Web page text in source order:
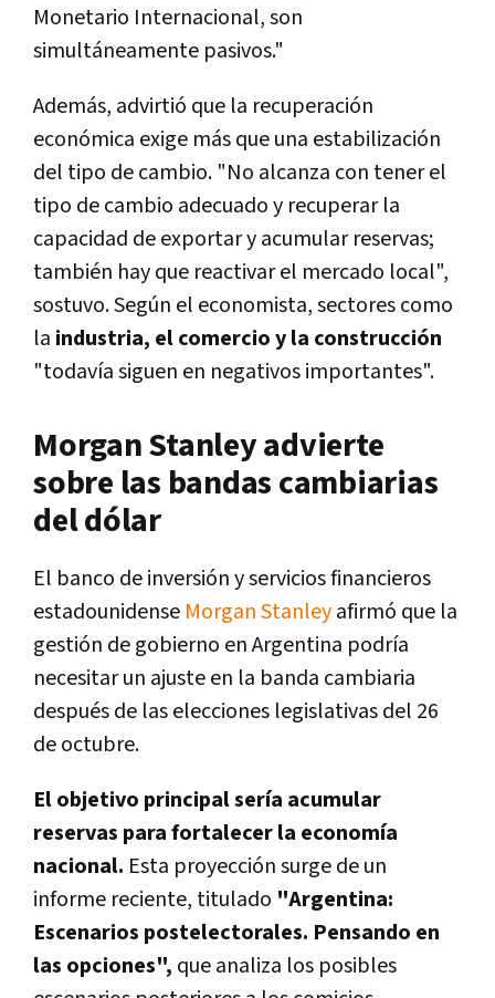
Monetario Internacional, son
simultáneamente pasivos."
Además, advirtió que la recuperación
económica exige más que una estabilización
del tipo de cambio. "No alcanza con tener el
tipo de cambio adecuado y recuperar la
capacidad de exportar y acumular reservas;
también hay que reactivar el mercado local",
sostuvo. Según el economista, sectores como
la industria, el comercio y la construcción
"todavía siguen en negativos importantes".
Morgan Stanley advierte
sobre las bandas cambiarias
del dólar
El banco de inversión y servicios financieros
estadounidense Morgan Stanleyafirmó que la
gestión de gobierno en Argentina podría
necesitar un ajuste en la banda cambiaria
después de las elecciones legislativas del 26
de octubre.
El objetivo principal sería acumular
reservas para fortalecer la economía
nacional. Esta proyección surge de un
informe reciente, titulado "Argentina:
Escenarios postelectorales. Pensando en
las opciones", que analiza los posibles